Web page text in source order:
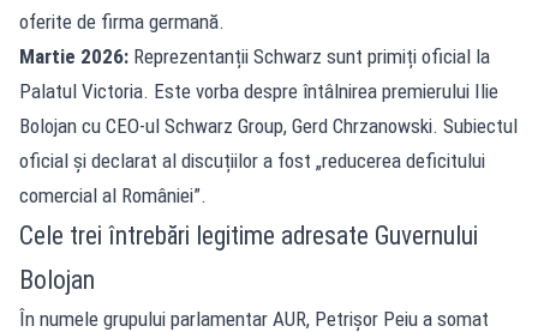
oferite de firma germană.
Martie 2026: Reprezentanții Schwarz sunt primiți oficial la
Palatul Victoria. Este vorba despre întâlnirea premierului Ilie
Bolojan cu CEO-ul Schwarz Group, Gerd Chrzanowski. Subiectul
oficial și declarat al discuțiilor a fost „reducerea deficitului
comercial al României”.
Cele trei întrebări legitime adresate Guvernului
Bolojan
În numele grupului parlamentar AUR, Petrișor Peiu a somat